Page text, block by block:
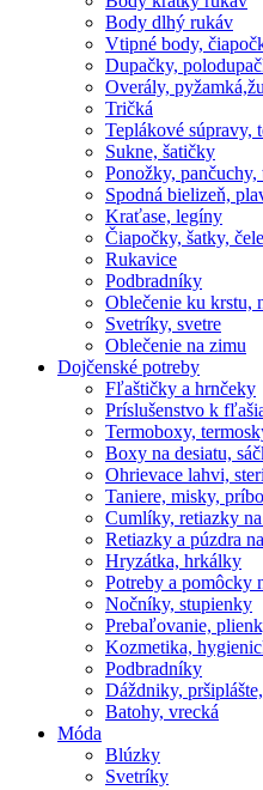
Body dlhý rukáv
Vtipné body,
Dupačky,
Overály,
Tričká
Teplákové súpravy,
Sukne, šatičky
Ponožky,
Spodná bielizeň,
Kraťase, legíny
Čiapočky, šatky,
Rukavice
Podbradníky
Oblečenie ku krstu,
Svetríky, svetre
Oblečenie na zimu
Dojčenské potreby
Fľaštičky a hrnčeky
Príslušenstvo k
Termoboxy,
Boxy na desiatu,
Ohrievace lahvi,
Taniere, misky,
Cumlíky, retiazky
Retiazky a púzdra
Hryzátka, hrkálky
Potreby a pomôcky
Nočníky, stupienky
Prebaľovanie,
Kozmetika,
Podbradníky
Dáždniky,
Batohy, vrecká
Móda
Blúzky
Svetríky